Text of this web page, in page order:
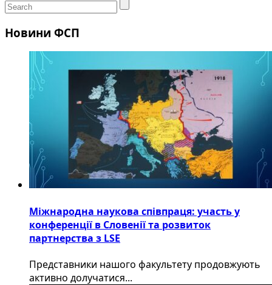
Новини ФСП
Міжнародна наукова співпраця: участь у
конференції в Словенії та розвиток
партнерства з LSE
​Представники нашого факультету продовжують
активно долучатися...